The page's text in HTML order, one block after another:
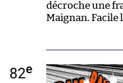
décroche une
Maignan. Facile
82e